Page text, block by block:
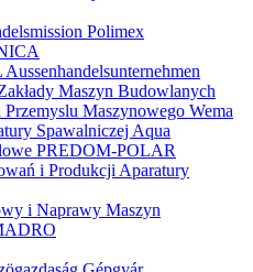
Polimex
Maszyn Budowlanych
Maszynowego Wema
Spawalniczej Aqua
PREDOM-POLAR
i Produkcji Aparatury
i Naprawy Maszyn